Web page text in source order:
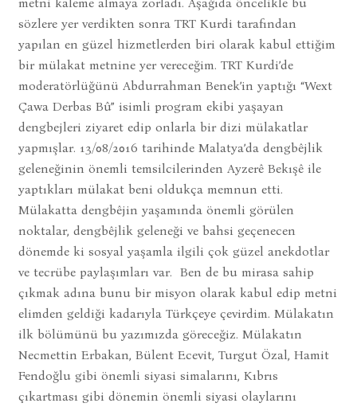
sözlere yer verdikten sonra TRT Kurdi tarafından
yapılan en güzel hizmetlerden biri olarak kabul ettiğim
bir mülakat metnine yer vereceğim. TRT Kurdi’de
moderatörlüğünü Abdurrahman Benek’in yaptığı “Wext
Çawa Derbas Bû” isimli program ekibi yaşayan
dengbejleri ziyaret edip onlarla bir dizi mülakatlar
yapmışlar. 13/08/2016 tarihinde Malatya’da dengbêjlik
geleneğinin önemli temsilcilerinden Ayzerê Bekışê ile
yaptıkları mülakat beni oldukça memnun etti.
Mülakatta dengbêjin yaşamında önemli görülen
noktalar, dengbêjlik geleneği ve bahsi geçenecen
dönemde ki sosyal yaşamla ilgili çok güzel anekdotlar
ve tecrübe paylaşımları var. Ben de bu mirasa sahip
çıkmak adına bunu bir misyon olarak kabul edip metni
elimden geldiği kadarıyla Türkçeye çevirdim. Mülakatın
ilk bölümünü bu yazımızda göreceğiz. Mülakatın
Necmettin Erbakan, Bülent Ecevit, Turgut Özal, Hamit
Fendoğlu gibi önemli siyasi simalarını, Kıbrıs
çıkartması gibi dönemin önemli siyasi olaylarını